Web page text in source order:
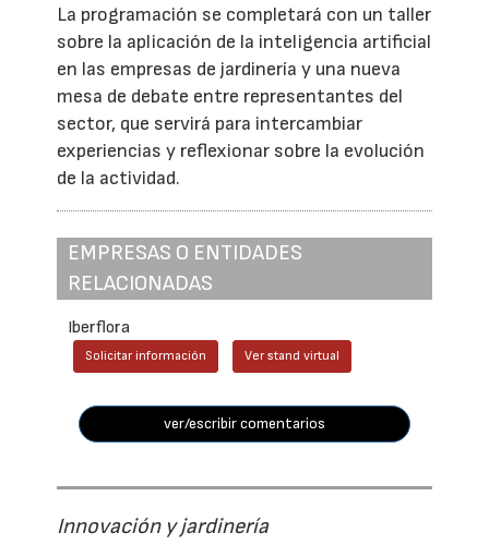
La programación se completará con un taller
sobre la aplicación de la inteligencia artificial
en las empresas de jardinería y una nueva
mesa de debate entre representantes del
sector, que servirá para intercambiar
experiencias y reflexionar sobre la evolución
de la actividad.
EMPRESAS O ENTIDADES
RELACIONADAS
Iberflora
Solicitar información Ver stand virtual
ver/escribir comentarios
Innovación y jardinería